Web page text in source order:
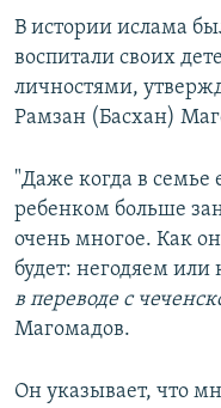
В истории ислама
воспитали своих
личностями,
Рамзан (Басхан)
"Даже когда в семье
ребенком больше
очень многое. Как
будет: негодяем или
в переводе с
Магомадов.
Он указывает, что